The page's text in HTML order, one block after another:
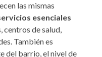
las mismas
esenciales
centros de salud,
También es
del barrio, el nivel de